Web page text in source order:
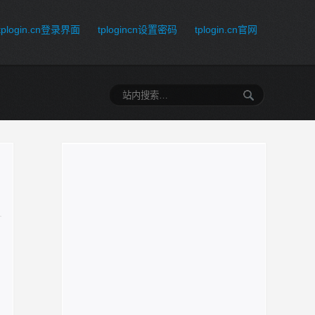
登录界面 tplogincn设置密码 tplogin.cn官网